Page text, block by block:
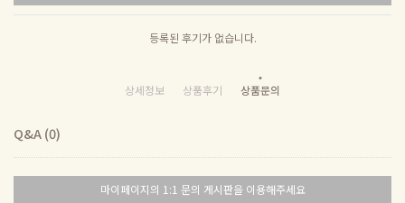
등록된 후기가 없습니다.
상세정보 상품후기 상품문의
Q&A (0)
마이페이지의 1:1 문의 게시판을 이용해주세요